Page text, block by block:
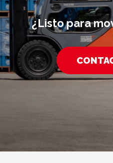
¿Listo para